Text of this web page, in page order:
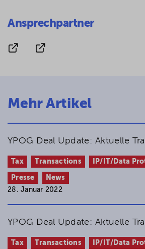
Ansprechpartner
Mehr Artikel
YPOG Deal Update: Aktuelle
Tax Transactions IP/IT/Data
Presse
News
28. Januar 2022
YPOG Deal Update: Aktuelle
Tax Transactions IP/IT/Data